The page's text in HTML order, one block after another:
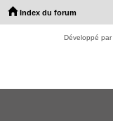
Index du forum
Développé par